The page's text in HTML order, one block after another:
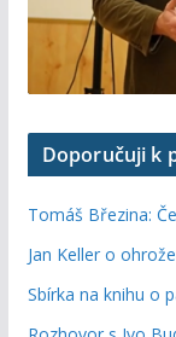
Doporučuji k
Tomáš Březina:
Jan Keller o
Sbírka na knihu o